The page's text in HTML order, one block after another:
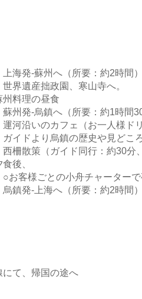
上海発-蘇州へ（所要：約2時間）
産拙政園、寒山寺へ。
州料理の昼食
蘇州発-烏鎮へ（所要：約1時間
いのカフェ（お一人様ドリ
より烏鎮の歴史や見どころ
策（ガイド同行：約30分、
後、
様ごとの小舟チャーターで
-上海へ（所要：約2時間）
にて、帰国の途へ